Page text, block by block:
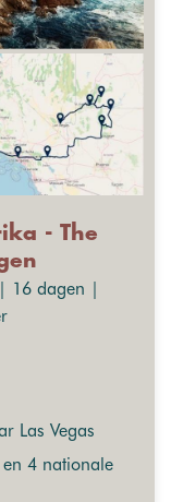
- The
16 dagen |
Las Vegas
4 nationale